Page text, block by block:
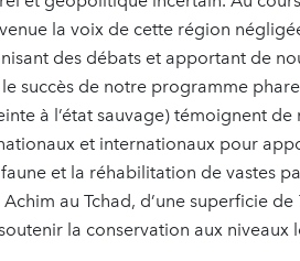
la voix de cette région
des débats et apportant de
le succès de notre programme
à l’état sauvage) témoignent
et internationaux pour
et la réhabilitation de vastes
au Tchad, d’une superficie
la conservation aux niveaux